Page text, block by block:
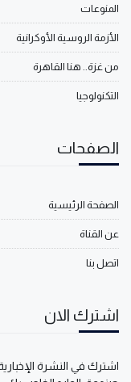
المنوعات
الأزمة الروسية الأوكرانية
من غزة.. هنا القاهرة
التكنولوجيا
الصفحات
الصفحة الرئيسية
عن القناة
اتصل بنا
اشترك الان
اشترك في النشرة